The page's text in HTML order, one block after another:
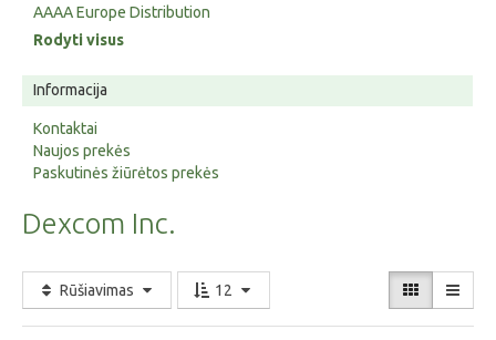
AAAA Europe Distribution
Rodyti visus
Informacija
Kontaktai
Naujos prekės
Paskutinės žiūrėtos prekės
Dexcom Inc.
Rūšiavimas 12